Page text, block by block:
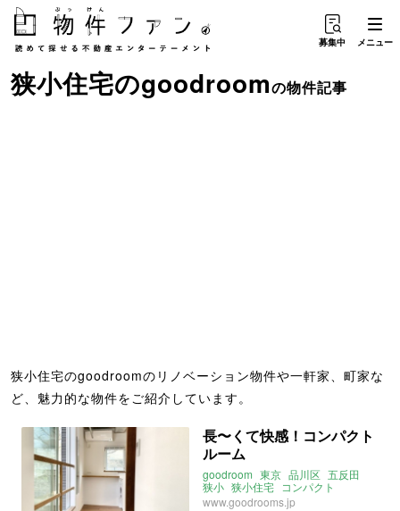
募集中 メニュー
狭小住宅のgoodroomの物件記事
狭小住宅のgoodroomのリノベーション物件や一軒家、町家な
ど、魅力的な物件をご紹介しています。
長〜くて快感！コンパクト
ルーム
goodroom 東京 品川区 五反田
狭小 狭小住宅 コンパクト
一人暮らし ワンルーム
www.goodrooms.jp